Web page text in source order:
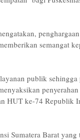
semangat
publik
HUT ke-74 Republik
Sumatera Barat yang